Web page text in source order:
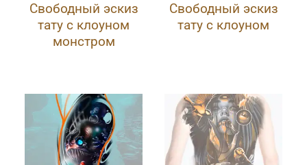
Свободный эскиз
тату с клоуном
монстром
Свободный эскиз
тату с клоуном